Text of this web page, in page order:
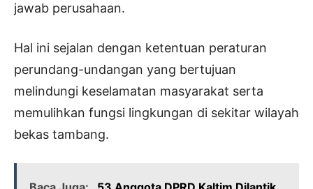
jawab perusahaan.
Hal ini sejalan dengan ketentuan peraturan
perundang-undangan yang bertujuan
melindungi keselamatan masyarakat serta
memulihkan fungsi lingkungan di sekitar wilayah
bekas tambang.